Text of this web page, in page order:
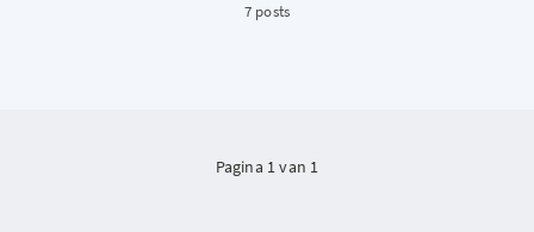
7 posts
Pagina 1 van 1